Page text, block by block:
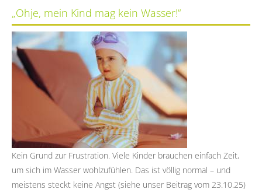
Ohje, mein Kind mag kein Wasser!“
Kein Grund zur Frustration. Viele Kinder brauchen einfach Zeit,
um sich im Wasser wohlzufühlen. Das ist völlig normal – und
meistens steckt keine Angst (siehe unser Beitrag vom 23.10.25)